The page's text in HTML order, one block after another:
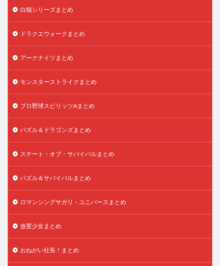
白猫シリーズまとめ
ドラクエウォークまとめ
アークナイツまとめ
モンスターストライクまとめ
プロ野球スピリッツAまとめ
パズル＆ドラゴンズまとめ
ステート・オブ・サバイバルまとめ
パズル＆サバイバルまとめ
ロマンシングサガリ・ユニバースまとめ
放置少女まとめ
おねがい社長！まとめ